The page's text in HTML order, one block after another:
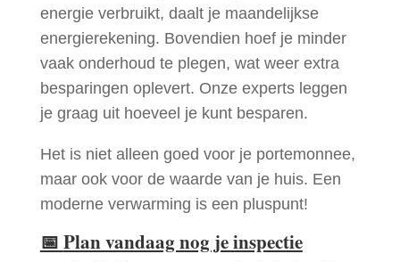
energie verbruikt, daalt je maandelijkse
energierekening. Bovendien hoef je minder
vaak onderhoud te plegen, wat weer extra
besparingen oplevert. Onze experts leggen
je graag uit hoeveel je kunt besparen.
Het is niet alleen goed voor je portemonnee,
maar ook voor de waarde van je huis. Een
moderne verwarming is een pluspunt!
📅 Plan vandaag nog je inspectie